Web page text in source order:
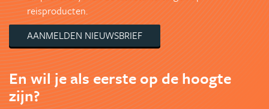
reisproducten.
AANMELDEN NIEUWSBRIEF
En wil je als eerste op de hoogte
zijn?